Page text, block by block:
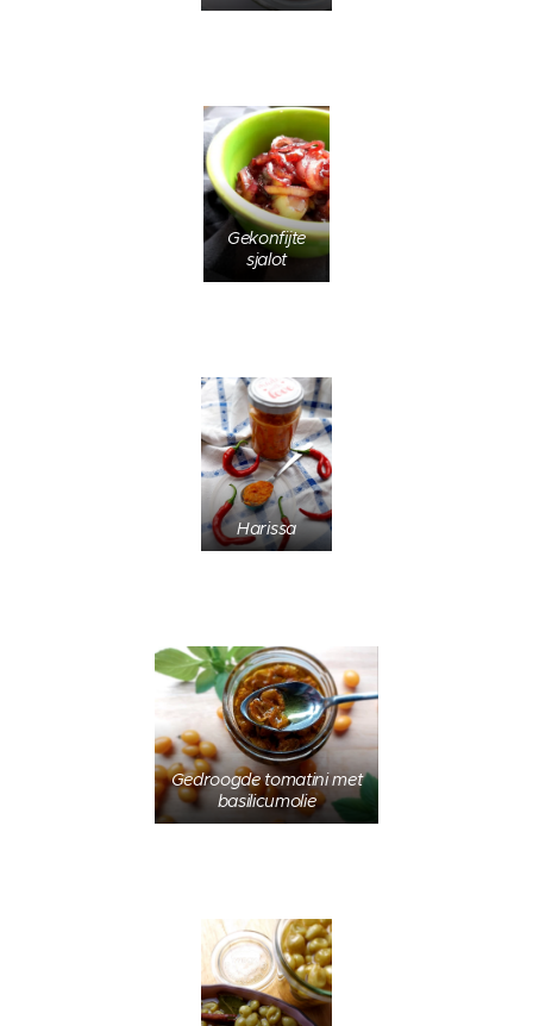
Gekonfijte
sjalot
Harissa
Gedroogde tomatini met
basilicumolie